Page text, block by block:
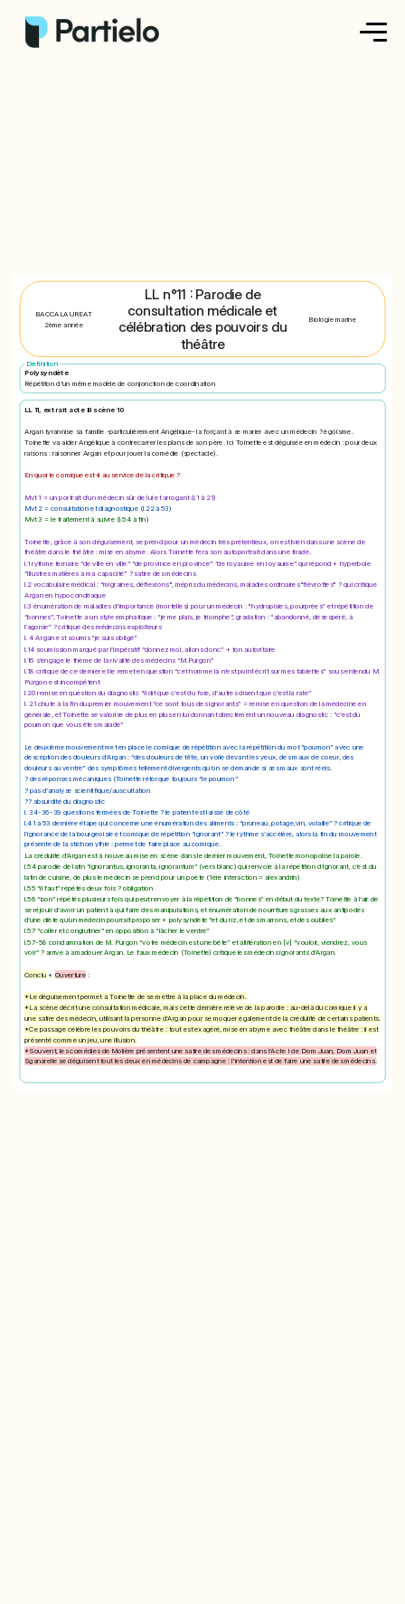
S'inscrire
BACCALAUREAT
2ème année
LL n°11 : Parodie de
consultation médicale et
célébration des pouvoirs du
théâtre
Biologie marine
Definition
Polysyndète
Répétiton d'un même modèle de conjonction de coordination
LL 11, extrait acte III scène 10
Argan tyrannise sa famille -particulièrement Angélique- la forçant à se marier avec un médecin ? égoïsme.
Toinette va aider Angélique à contrecarrer les plans de son père. Ici Toinette est déguisée en médecin : pour deux
raisons : raisonner Argan et pour jouer la comédie (spectacle).
En quoi le comique est-il au service de la critique ?
Mvt 1 = un portrait d’un médecin sûr de lui et arrogant (l.1 à 21)
Mvt 2 = consultation et diagnostique (l.22 à 53)
Mvt 3 = le traitement à suivre (l.54 à fin)
Toinette, grâce à son déguisement, se prend pour un médecin très prétentieux, on est bien dans une scène de
théâtre dans le théâtre : mise en abyme. Alors Toinette fera son autoportrait dans une tirade.
l.1 rythme ternaire “de ville en ville” “de province en province” “de royaume en royaume” qui répond + hyperbole
“illustres matières à ma capacité” ? satire des médecins
l.2 vocabulaire médical : “migraines, déflexions", mépris du médecins, maladies ordinaires"fièvrottes" ? qui critique
Argan en hypocondriaque
l.3 énumération de maladies d'importance (mortelles) pour un médecin : "hydropisies, pourprées” et répétition de
“bonnes”, Toinette a un style emphatique : “je me plais, je triomphe”, gradation : “abandonné, désespéré, à
l’agonie” ? critique des médecins exploiteurs
l. 4 Argan est soumis “je suis obligé”
l.14 soumission marqué par l’impératif “donnez moi, allons donc” + ton autoritaire
l.16 s’engage le thème de la rivalité des médecins “M.Purgon”
l.18 critique de ce dernier et le remet en question “cet homme là n’est point écrit sur mes tablettes” sous entendu M.
Purgon est incompétent
l.20 remise en question du diagnostic “il dit que c’est du foie, d’autres disent que c’est la rate”
l. 21 chute à la fin du premier mouvement “ce sont tous des ignorants” = remise en question de la médecine en
générale, et Toinette se valorise de plus en plus en lui donnant directement un nouveau diagnostic : “c’est du
poumon que vous êtes malade”
Le deuxième mouvement met en place le comique de répétition avec la répétition du mot “poumon” avec une
description des douleurs d’Argan : “des douleurs de tête, un voile devant les yeux, des maux de coeur, des
douleurs au ventre” des symptômes tellement divergents qu’on se demande si ses maux sont réels.
? des réponses mécaniques (Toinette rétorque toujours “le poumon”
? pas d’analyse scientifique/auscultation
?? absurdité du diagnostic
l. 34-36-39 questions fermées de Toinette ? le patient est laissé de côté
l.41 à 53 dernière étape qui concerne une énumération des aliments : “pruneau, potage,vin, volaille” ? critique de
l’ignorance de la bourgeoisie et comique de répétition “ignorant” ? le rythme s’accélère, alors la fin du mouvement
présente de la stichomythie : permet de faire place au comique.
La crédulité d’Argan est à nouveau mise en scène dans le dernier mouvement, Toinette monopolise la parole.
l.54 parodie de latin “ignorantus, ignoranta, ignorantum” (vers blanc) qui renvoie à la répétition d’ignorant, c’est du
latin de cuisine, de plus le médecin se prend pour un poète (1ère interaction = alexandrin)
l.55 “il faut” répétés deux fois ? obligation
l.56 “bon” répétés plusieurs fois qui peut renvoyer à la répétition de “bonnes” en début du texte? Toinette à l’air de
se réjouir d’avoir un patient à qui faire des manipulations, et énumération de nourritures grasses aux antipodes
d’une diète qu’un médecin pourrait proposer + polysyndète “et du riz, et des marrons, et des oublies”
l.57 “coller et conglutiner” en opposition à “lâcher le ventre”
l.57-58 condamnation de M. Purgon “votre médecin est une bête” et allitération en [v] “vouloir, viendrez, vous
voir” ? arrive à amadouer Argan. Le faux médecin (Toinette) critique les médecins ignorants d’Argan.
Conclu + Ouverture :
*Le déguisement permet à Toinette de se mettre à la place du médecin.
*La scène décrit une consultation médicale, mais cette dernière relève de la parodie : au-delà du comique il y a
une satire des médecin, utilisant la personne d’Argan pour se moquer également de la crédulité de certains patients.
*Ce passage célèbre les pouvoirs du théâtre : tout est exagéré, mise en abyme avec théâtre dans le théâtre : il est
présenté comme un jeu, une illusion.
*Souvent, les comédies de Molière présentent une satire des médecins : dans l’Acte I de Dom Juan, Dom Juan et
Sganarelle se déguisent tout les deux en médecins de campagne : l'intention est de faire une satire des médecins.